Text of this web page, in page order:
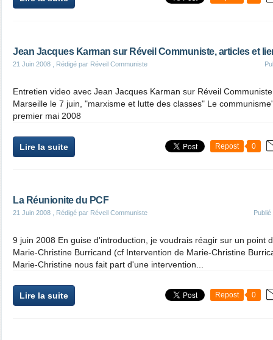
Jean Jacques Karman sur Réveil Communiste, articles et
21 Juin 2008 , Rédigé par Réveil Communiste
Entretien video avec Jean Jacques Karman sur Réveil
Marseille le 7 juin, "marxisme et lutte des classes" Le
premier mai 2008
Lire la suite Repost 0
La Réunionite du PCF
21 Juin 2008 , Rédigé par Réveil Communiste
9 juin 2008 En guise d'introduction, je voudrais réagir sur un point
Marie-Christine Burricand (cf Intervention de Marie-Christine
Marie-Christine nous fait part d'une intervention...
Lire la suite Repost 0